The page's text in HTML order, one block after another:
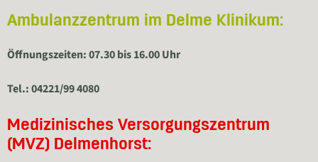
Ambulanzzentrum im Delme Klinikum:
Öffnungszeiten: 07.30 bis 16.00 Uhr
Tel.: 04221/99 4080
Medizinisches Versorgungszentrum
(MVZ) Delmenhorst: